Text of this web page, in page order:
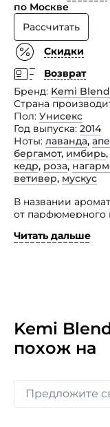
по Москве
Рассчитать
Скидки
Возврат
Бренд Kemi
Страна
Пол Унисекс
Год выпуска 2014
Ноты лаванда,
бергамот, имбирь,
кедр, роза,
ветивер, мускус
В названии
от парфюмерного
величайшего
этого
необычным,
пьяняще-нежным
Читать дальше
Kemi
похож на